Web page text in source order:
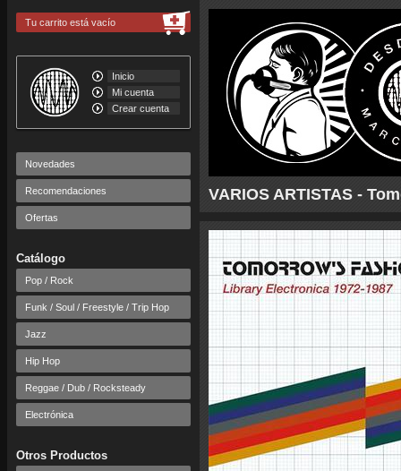
VARIOS ARTISTAS -
Tu carrito está vacío
Inicio
Mi cuenta
Crear cuenta
Novedades
Recomendaciones
Ofertas
Catálogo
Pop / Rock
Funk / Soul / Freestyle / Trip Hop
Jazz
Hip Hop
Reggae / Dub / Rocksteady
Electrónica
Otros Productos